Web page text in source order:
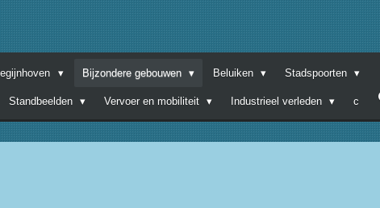
Bijzondere gebouwen Beluiken Stadspoorten
Standbeelden Vervoer en mobiliteit Industrieel verleden c